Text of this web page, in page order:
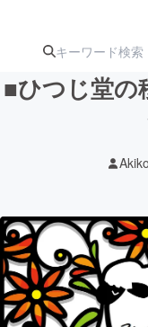
ターン
ジ
アート・
テクノロ
■ひつじ堂の